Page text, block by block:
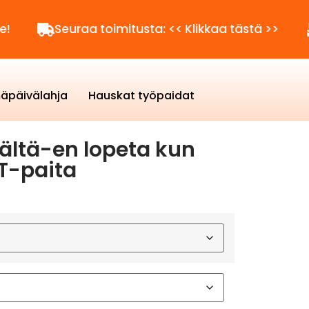
Seuraa toimitusta: << Klikkaa tästä >>
Hauskat työpaidat
en lopeta kun
paita